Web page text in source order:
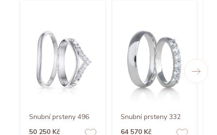
Snubní prsteny 496
50 250 Kč
Snubní prsteny 332
64 570 Kč